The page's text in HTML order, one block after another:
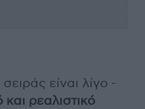
είναι λίγο -
ρεαλιστικό